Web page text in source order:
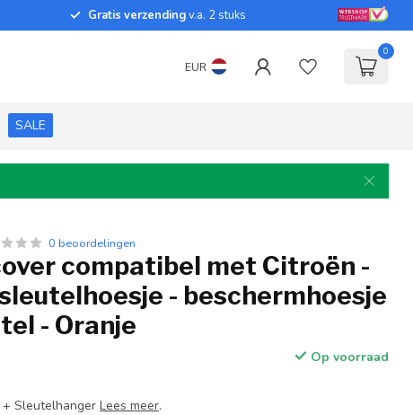
Gratis verzendingv.a. 2 stuks
EUR
0
SALE
0 beoordelingen
compatibel met Citroën -
- beschermhoesje
- Oranje
Op voorraad
+ SleutelhangerLees meer.